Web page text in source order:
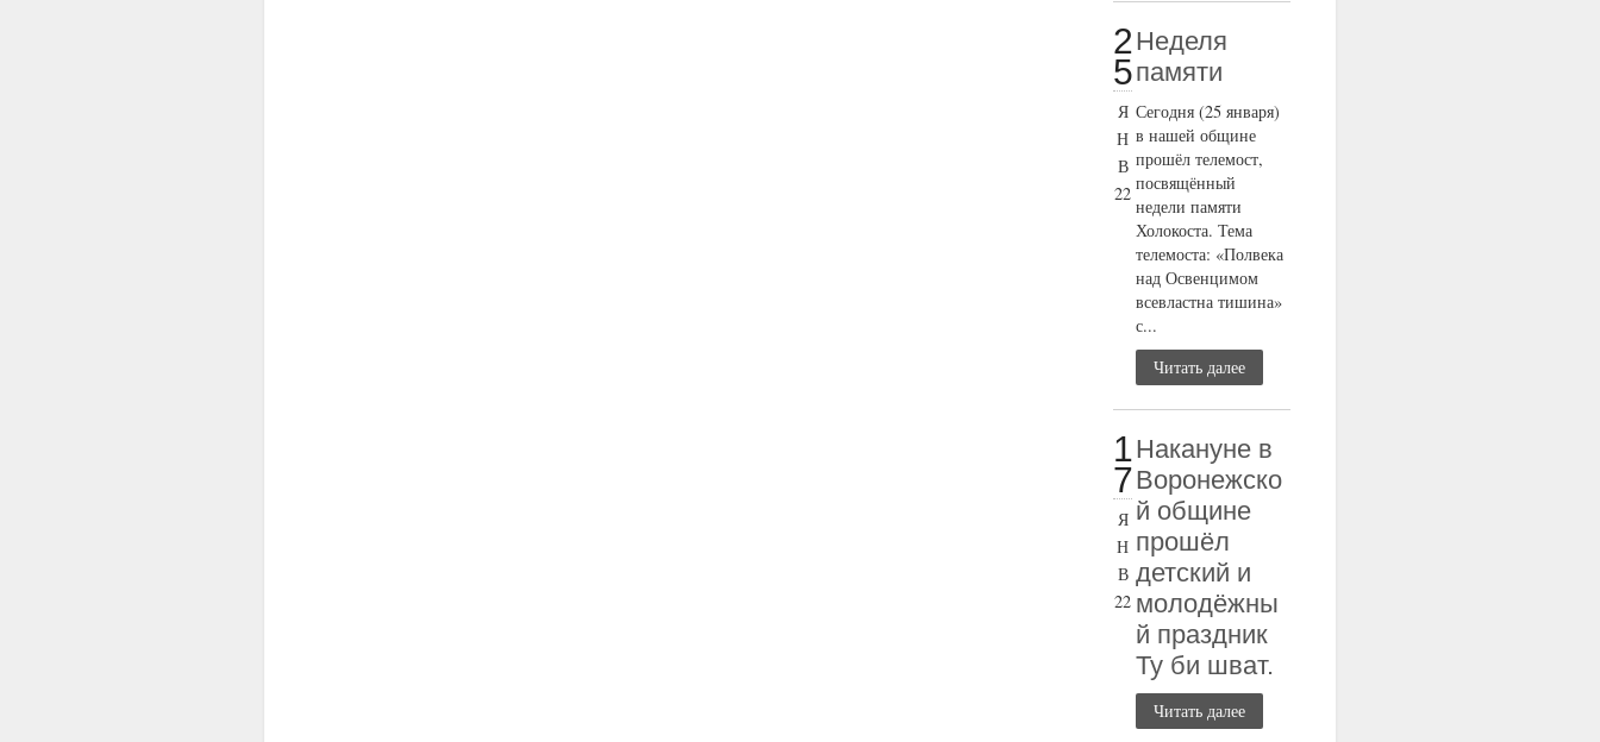
2
5
Я
Н
В
22
Неделя
памяти
Сегодня (25 января)
в нашей общине
прошёл телемост,
посвящённый
недели памяти
Холокоста. Тема
телемоста: «Полвека
над Освенцимом
всевластна тишина»
с...
Читать далее
1
7
Я
Н
В
22
Накануне в
Воронежско
й общине
прошёл
детский и
молодёжны
й праздник
Ту би шват.
Читать далее